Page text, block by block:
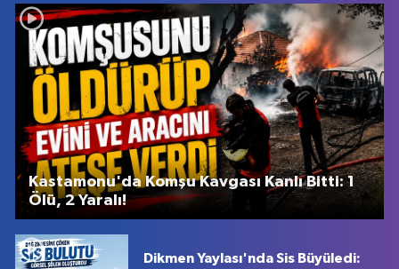
Kastamonu'da Komşu Kavgası Kanlı Bitti: 1
Ölü, 2 Yaralı!
Dikmen Yaylası'nda Sis Büyüledi: